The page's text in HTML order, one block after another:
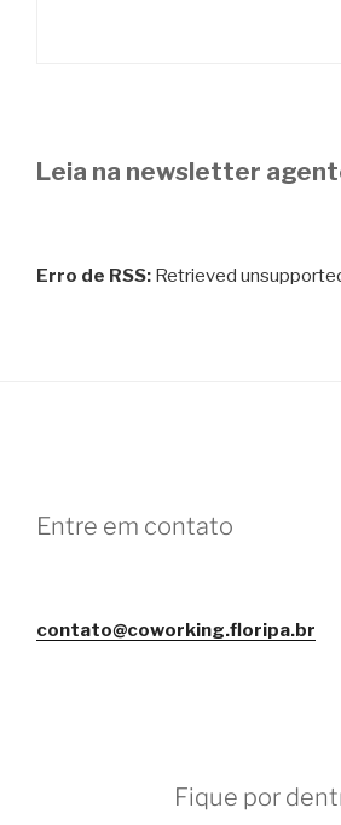
Leia na newsletter
Erro de RSS: Retrieved
Entre em contato
contato@coworking.floripa.br
Fique por